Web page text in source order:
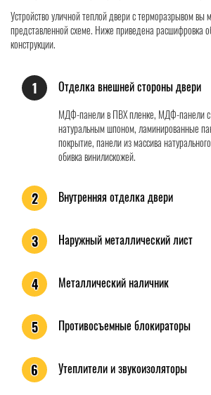
Устройство уличной теплой двери с терморазрывом вы
представленной схеме. Ниже приведена расшифровка
конструкции.
1 Отделка внешней стороны двери
МДФ-панели в ПВХ пленке, МДФ-панели с
натуральным шпоном, ламинированные
покрытие, панели из массива
обивка винилискожей.
2 Внутренняя отделка двери
3 Наружный металлический лист
4 Металлический наличник
5 Противосъемные блокираторы
6 Утеплители и звукоизоляторы